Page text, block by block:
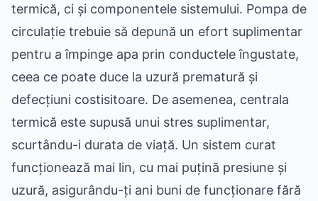
termică, ci și componentele sistemului. Pompa de
circulație trebuie să depună un efort suplimentar
pentru a împinge apa prin conductele îngustate,
ceea ce poate duce la uzură prematură și
defecțiuni costisitoare. De asemenea, centrala
termică este supusă unui stres suplimentar,
scurtându-i durata de viață. Un sistem curat
funcționează mai lin, cu mai puțină presiune și
uzură, asigurându-ți ani buni de funcționare fără